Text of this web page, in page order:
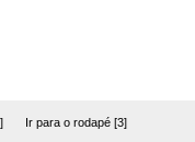
Ir para o rodapé [3]